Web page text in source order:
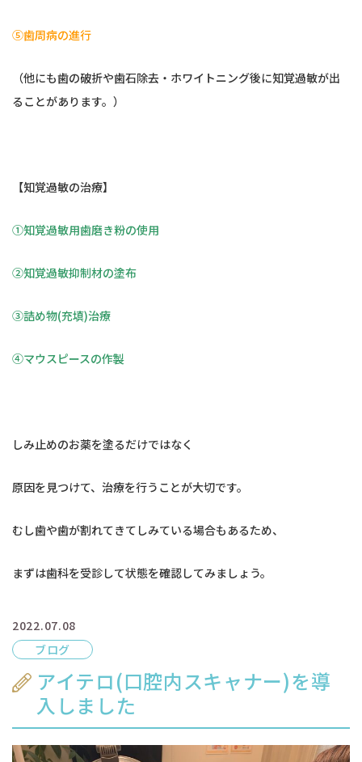
⑤歯周病の進行
（他にも歯の破折や歯石除去・ホワイトニング後に知覚過敏が出
ることがあります。）
【知覚過敏の治療】
①知覚過敏用歯磨き粉の使用
②知覚過敏抑制材の塗布
③詰め物(充填)治療
④マウスピースの作製
しみ止めのお薬を塗るだけではなく
原因を見つけて、治療を行うことが大切です。
むし歯や歯が割れてきてしみている場合もあるため、
まずは歯科を受診して状態を確認してみましょう。
2022.07.08
ブログ
アイテロ(口腔内スキャナー)を導
入しました